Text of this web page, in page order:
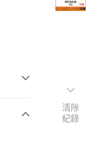
清除
紀錄